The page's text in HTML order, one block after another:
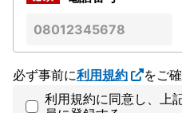
必ず事前に利用規約
をご
利用規約に同意し、上